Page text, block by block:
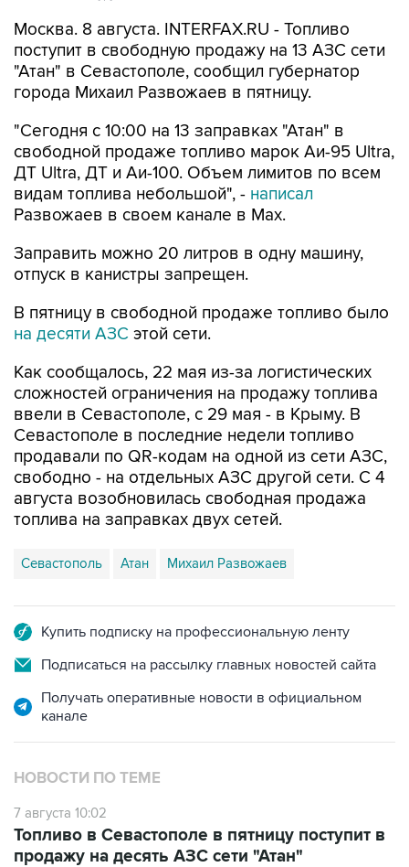
Москва. 8 августа. INTERFAX.RU - Топливо
поступит в свободную продажу на 13 АЗС сети
"Атан" в Севастополе, сообщил губернатор
города Михаил Развожаев в пятницу.
"Сегодня с 10:00 на 13 заправках "Атан" в
свободной продаже топливо марок Аи-95 Ultra,
ДТ Ultra, ДТ и Аи-100. Объем лимитов по всем
видам топлива небольшой", - написал
Развожаев в своем канале в Max.
Заправить можно 20 литров в одну машину,
отпуск в канистры запрещен.
В пятницу в свободной продаже топливо было
на десяти АЗС этой сети.
Как сообщалось, 22 мая из-за логистических
сложностей ограничения на продажу топлива
ввели в Севастополе, с 29 мая - в Крыму. В
Севастополе в последние недели топливо
продавали по QR-кодам на одной из сети АЗС,
свободно - на отдельных АЗС другой сети. С 4
августа возобновилась свободная продажа
топлива на заправках двух сетей.
Севастополь Атан Михаил Развожаев
Купить подписку на профессиональную ленту
Подписаться на рассылку главных новостей сайта
Получать оперативные новости в официальном
канале
НОВОСТИ ПО ТЕМЕ
7 августа 10:02
Топливо в Севастополе в пятницу поступит в
продажу на десять АЗС сети "Атан"